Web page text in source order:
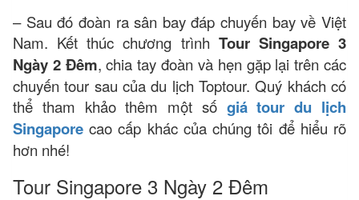
– Sau đó đoàn ra sân bay đáp chuyến bay về Việt
Nam. Kết thúc chương trình Tour Singapore 3
Ngày 2 Đêm, chia tay đoàn và hẹn gặp lại trên các
chuyến tour sau của du lịch Toptour. Quý khách có
thể tham khảo thêm một số giá tour du lịch
Singapore cao cấp khác của chúng tôi để hiểu rõ
hơn nhé!
Tour Singapore 3 Ngày 2 Đêm